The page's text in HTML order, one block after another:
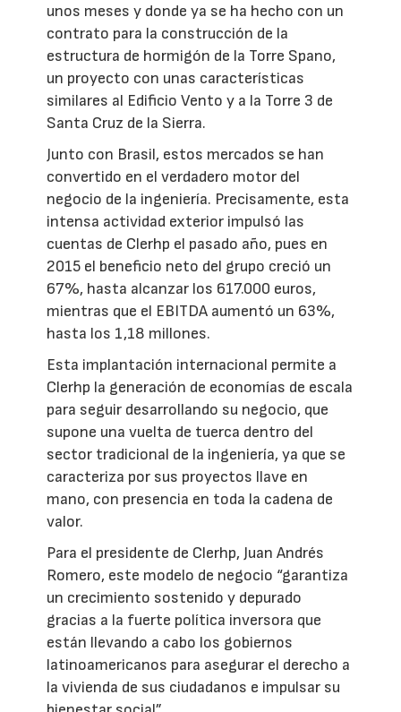
unos meses y donde ya se ha hecho con un
contrato para la construcción de la
estructura de hormigón de la Torre Spano,
un proyecto con unas características
similares al Edificio Vento y a la Torre 3 de
Santa Cruz de la Sierra.
Junto con Brasil, estos mercados se han
convertido en el verdadero motor del
negocio de la ingeniería. Precisamente, esta
intensa actividad exterior impulsó las
cuentas de Clerhp el pasado año, pues en
2015 el beneficio neto del grupo creció un
67%, hasta alcanzar los 617.000 euros,
mientras que el EBITDA aumentó un 63%,
hasta los 1,18 millones.
Esta implantación internacional permite a
Clerhp la generación de economías de escala
para seguir desarrollando su negocio, que
supone una vuelta de tuerca dentro del
sector tradicional de la ingeniería, ya que se
caracteriza por sus proyectos llave en
mano, con presencia en toda la cadena de
valor.
Para el presidente de Clerhp, Juan Andrés
Romero, este modelo de negocio “garantiza
un crecimiento sostenido y depurado
gracias a la fuerte política inversora que
están llevando a cabo los gobiernos
latinoamericanos para asegurar el derecho a
la vivienda de sus ciudadanos e impulsar su